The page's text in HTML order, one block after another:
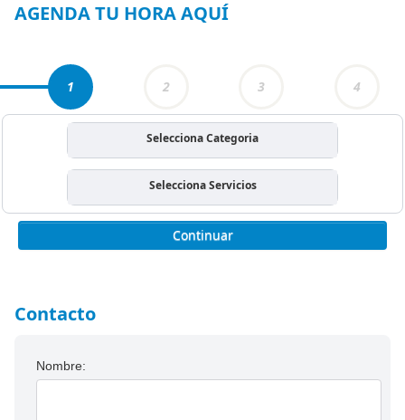
AGENDA TU HORA AQUÍ
1 2 3 4
Selecciona Categoria
Selecciona Servicios
Continuar
Contacto
Nombre: